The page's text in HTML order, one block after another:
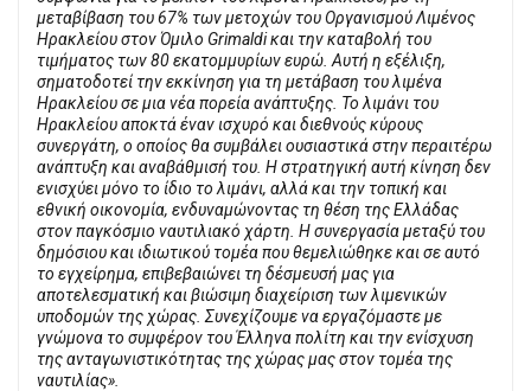
μεταβίβαση του 67% των μετοχών του Οργανισμού Λιμένος
Ηρακλείου στον Όμιλο Grimaldi και την καταβολή του
τιμήματος των 80 εκατομμυρίων ευρώ. Αυτή η εξέλιξη,
σηματοδοτεί την εκκίνηση για τη μετάβαση του λιμένα
Ηρακλείου σε μια νέα πορεία ανάπτυξης. Το λιμάνι του
Ηρακλείου αποκτά έναν ισχυρό και διεθνούς κύρους
συνεργάτη, ο οποίος θα συμβάλει ουσιαστικά στην περαιτέρω
ανάπτυξη και αναβάθμισή του. Η στρατηγική αυτή κίνηση δεν
ενισχύει μόνο το ίδιο το λιμάνι, αλλά και την τοπική και
εθνική οικονομία, ενδυναμώνοντας τη θέση της Ελλάδας
στον παγκόσμιο ναυτιλιακό χάρτη. Η συνεργασία μεταξύ του
δημόσιου και ιδιωτικού τομέα που θεμελιώθηκε και σε αυτό
το εγχείρημα, επιβεβαιώνει τη δέσμευσή μας για
αποτελεσματική και βιώσιμη διαχείριση των λιμενικών
υποδομών της χώρας. Συνεχίζουμε να εργαζόμαστε με
γνώμονα το συμφέρον του Έλληνα πολίτη και την ενίσχυση
της ανταγωνιστικότητας της χώρας μας στον τομέα της
ναυτιλίας».